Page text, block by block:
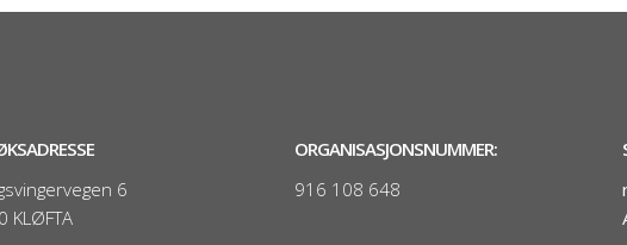
6
KLØFTA
ORGANISASJONSNUMMER:
916 108 648